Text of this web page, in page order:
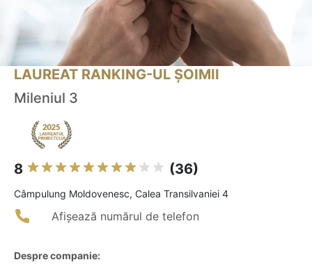
LAUREAT RANKING-UL ȘOIMII
Mileniul 3
8 (36)
Câmpulung Moldovenesc, Calea Transilvaniei 4
Afișează numărul de telefon
Despre companie: